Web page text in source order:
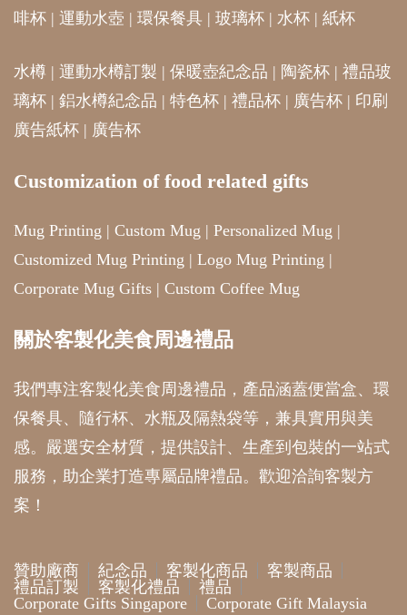
啡杯 | 運動水壺 | 環保餐具 | 玻璃杯 | 水杯 | 紙杯
水樽 | 運動水樽訂製 | 保暖壺紀念品 | 陶瓷杯 | 禮品玻
璃杯 | 鋁水樽紀念品 | 特色杯 | 禮品杯 | 廣告杯 | 印刷
廣告紙杯 | 廣告杯
Customization of food related gifts
Mug Printing | Custom Mug | Personalized Mug |
Customized Mug Printing | Logo Mug Printing |
Corporate Mug Gifts | Custom Coffee Mug
關於客製化美食周邊禮品
我們專注客製化美食周邊禮品，產品涵蓋便當盒、環
保餐具、隨行杯、水瓶及隔熱袋等，兼具實用與美
感。嚴選安全材質，提供設計、生產到包裝的一站式
服務，助企業打造專屬品牌禮品。歡迎洽詢客製方
案！
贊助廠商 紀念品 客製化商品
客製商品
禮品訂製
客製化禮品
禮品
Corporate Gifts Singapore
Corporate Gift Malaysia